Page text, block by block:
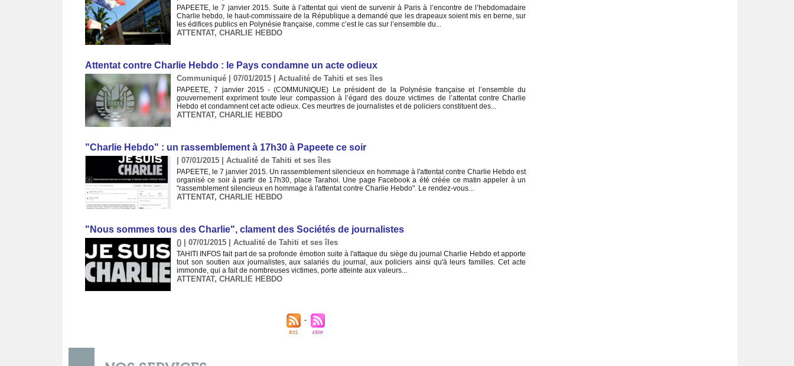
PAPEETE, le 7 janvier 2015. Suite à l’attentat qui vient de survenir à Paris à l’encontre de l’hebdomadaire
Charlie hebdo, le haut-commissaire de la République a demandé que les drapeaux soient mis en berne, sur
les édifices publics en Polynésie française, comme c’est le cas sur l’ensemble du...
ATTENTAT, CHARLIE HEBDO
Attentat contre Charlie Hebdo : le Pays condamne un acte odieux
Communiqué | 07/01/2015 Actualité de Tahiti et ses îles
PAPEETE, 7 janvier 2015 - (COMMUNIQUE) Le président de la Polynésie française et l’ensemble du
gouvernement expriment toute leur compassion à l’égard des douze victimes de l’attentat contre Charlie
Hebdo et condamnent cet acte odieux. Ces meurtres de journalistes et de policiers constituent des...
ATTENTAT, CHARLIE HEBDO
"Charlie Hebdo" : un rassemblement à 17h30 à Papeete ce soir
| 07/01/2015 Actualité de Tahiti et ses îles
PAPEETE, le 7 janvier 2015. Un rassemblement silencieux en hommage à l'attentat contre Charlie Hebdo est
organisé ce soir à partir de 17h30, place Tarahoi. Une page Facebook a été créée ce matin appeler à un
"rassemblement silencieux en hommage à l'attentat contre Charlie Hebdo". Le rendez-vous...
ATTENTAT, CHARLIE HEBDO
"Nous sommes tous des Charlie", clament des Sociétés de journalistes
() | 07/01/2015 Actualité de Tahiti et ses îles
TAHITI INFOS fait part de sa profonde émotion suite à l'attaque du siège du journal Charlie Hebdo et apporte
tout son soutien aux journalistes, aux salariés du journal, aux policiers ainsi qu'à leurs familles. Cet acte
immonde, qui a fait de nombreuses victimes, porte atteinte aux valeurs...
ATTENTAT, CHARLIE HEBDO